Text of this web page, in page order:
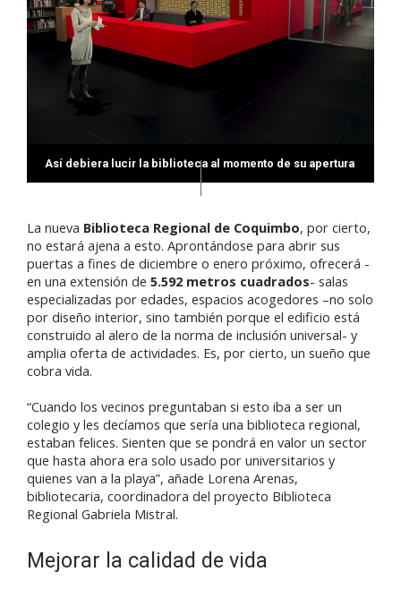
Así debiera lucir la biblioteca al momento de su apertura
La nueva Biblioteca Regional de Coquimbo, por cierto,
no estará ajena a esto. Aprontándose para abrir sus
puertas a fines de diciembre o enero próximo, ofrecerá -
en una extensión de 5.592 metros cuadrados- salas
especializadas por edades, espacios acogedores –no solo
por diseño interior, sino también porque el edificio está
construido al alero de la norma de inclusión universal- y
amplia oferta de actividades. Es, por cierto, un sueño que
cobra vida.
“Cuando los vecinos preguntaban si esto iba a ser un
colegio y les decíamos que sería una biblioteca regional,
estaban felices. Sienten que se pondrá en valor un sector
que hasta ahora era solo usado por universitarios y
quienes van a la playa”, añade Lorena Arenas,
bibliotecaria, coordinadora del proyecto Biblioteca
Regional Gabriela Mistral.
Mejorar la calidad de vida